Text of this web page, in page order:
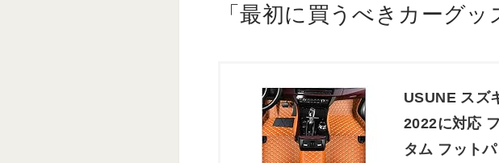
「最初に買うべきカーグッ
USUNE スズ
2022に対応
タム フット